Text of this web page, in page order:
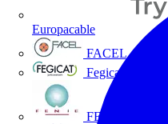
Europacable
FACEL
Fegicat
FENIE